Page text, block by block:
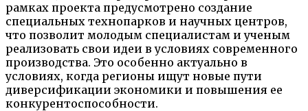
рамках проекта предусмотрено создание
специальных технопарков и научных центров,
что позволит молодым специалистам и ученым
реализовать свои идеи в условиях современного
производства. Это особенно актуально в
условиях, когда регионы ищут новые пути
диверсификации экономики и повышения ее
конкурентоспособности.